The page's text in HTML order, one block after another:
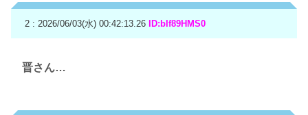
2 : 2026/06/03(水) 00:42:13.26 ID:bIf89HMS0
晋さん…